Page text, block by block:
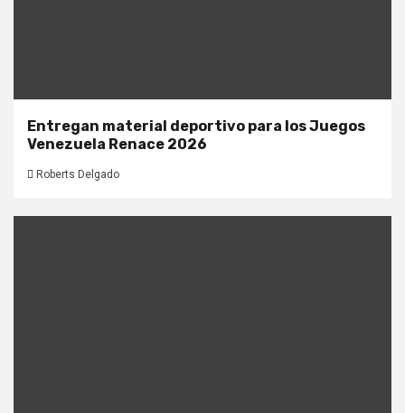
Entregan material deportivo para los Juegos
Venezuela Renace 2026
Roberts Delgado